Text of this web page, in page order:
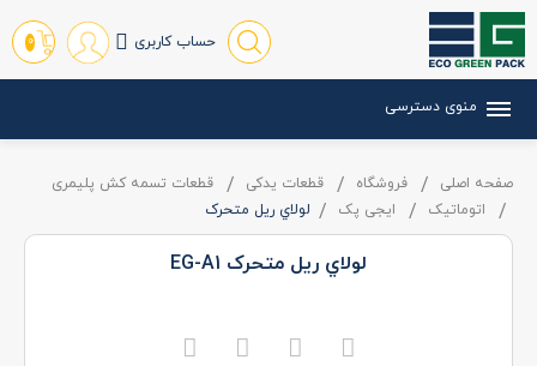
حساب کاربری 0
منوی دسترسی
صفحه اصلی فروشگاه قطعات یدکی
قطعات تسمه کش پلیمری
اتوماتیک
ایجی پک لولاي ريل متحرک
لولاي ريل متحرک EG-A1